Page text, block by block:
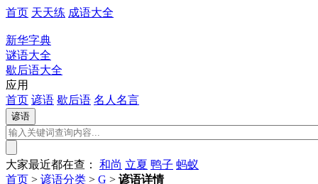
首页 天天练 成语大全
新华字典
谜语大全
歇后语大全
应用
首页 谚语 歇后语 名人名言
大家最近都在查： 和尚 立夏 鸭子 蚂蚁
首页 > 谚语分类 > G > 谚语详情